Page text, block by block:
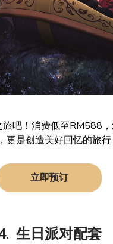
吧！消费低至RM588
是创造美好回忆的旅
立即预订
生日派对配套